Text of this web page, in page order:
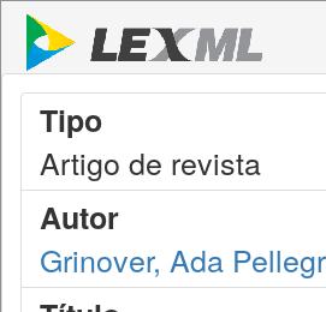
Tipo
Artigo de revista
Autor
Grinover, Ada